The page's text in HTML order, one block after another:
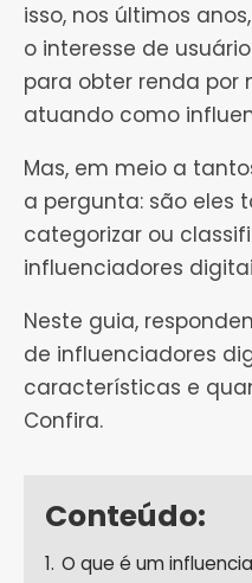
isso, nos últimos
o interesse de
para obter renda por
atuando como
Mas, em meio a
a pergunta: são eles
categorizar ou
influenciadores
Neste guia,
de influenciadores
características e
Confira.
Conteúdo:
1. O que é um